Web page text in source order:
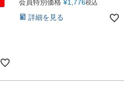
会員特別価格 ¥1,776税込
詳細を見る